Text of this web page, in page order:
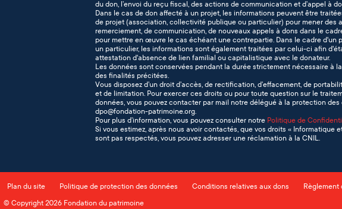
du don, l’envoi du reçu fiscal, des actions de communication et d’appel à
Dans le cas de don affecté à un projet, les informations peuvent être
de projet (association, collectivité publique ou particulier) pour mener des
remerciement, de communication, de nouveaux appels à dons dans le
pour mettre en œuvre le cas échéant une contrepartie. Dans le cadre d'un
un particulier, les informations sont également traitées par celui-ci afin
attestation d'absence de lien familial ou capitalistique avec le donateur.
Les données sont conservées pendant la durée strictement nécessaire à
des finalités précitées.
Vous disposez d’un droit d’accès, de rectification, d’effacement, de
et de limitation. Pour exercer ces droits ou pour toute question sur le
données, vous pouvez contacter par mail notre délégué à la protection des
dpo@fondation-patrimoine.org.
Pour plus d’information, vous pouvez consulter notre Politique de
Si vous estimez, après nous avoir contactés, que vos droits « Informatique
sont pas respectés, vous pouvez adresser une réclamation à la CNIL.
Plan du site Politique de protection des données Conditions relatives aux dons Règlement
© Copyright 2026 Fondation du patrimoine